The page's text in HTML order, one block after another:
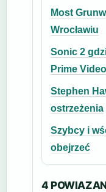
Most
Wrocławiu
Sonic 2
Prime Video
Stephen
ostrzeżenia
Szybcy i
obejrzeć
4